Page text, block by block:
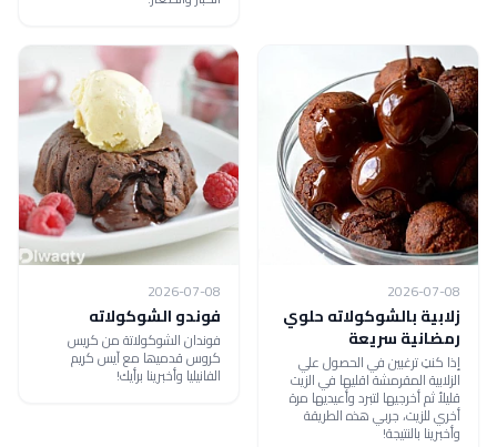
2026-07-08
زلابية بالشوكولاته حلوي
رمضانية سريعة
إذا كنتِ ترغبين في الحصول علي
الزلابية المقرمشة اقليها في الزيت
قليلأ ثم أخرجيها لتبرد وأعيديها مرة
أخري للزيت، جربي هذه الطريقة
وأخبرينا بالنتيجة!
2026-07-08
فوندو الشوكولاته
فوندان الشوكولاتة من كریس
كروس قدمیھا مع آیس كریم
الفانیلیا وأخبرينا برأيك!